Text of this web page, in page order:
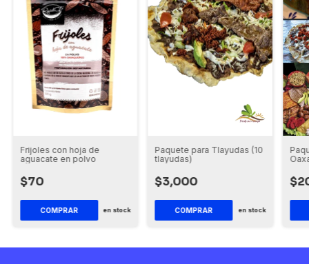
Frijoles con hoja de
aguacate en polvo
$70
COMPRAR en stock
Paquete para Tlayudas (10
tlayudas)
$3,000
en stock